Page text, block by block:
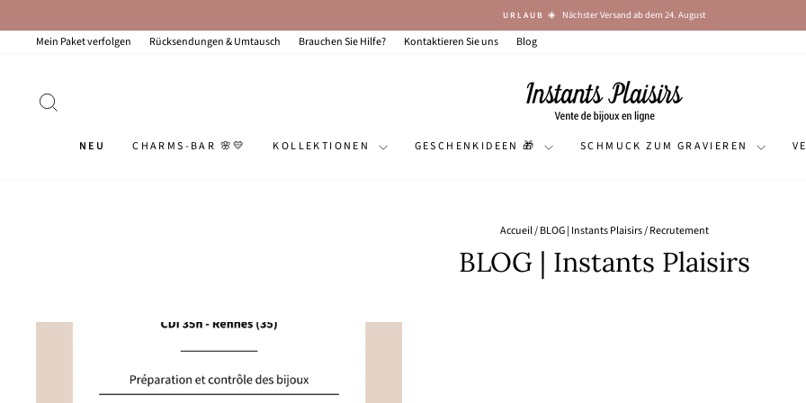
springen
Diashow
✨ VERIFIZIERTE BEWERTUNGEN Zufriedenheit garantiert: 4,9/5 (über 5.120 Bewertungen)
Mein Paket verfolgen Rücksendungen & Umtausch Brauchen Sie Hilfe? Kontaktieren Sie uns Blog
NEU CHARMS-BAR 🌸💛 KOLLEKTIONEN GESCHENKIDEEN 🎁 SCHMUCK ZUM GRAVIEREN
Accueil/BLOG | Instants Plaisirs/Recrutement
BLOG | Instants Plaisirs